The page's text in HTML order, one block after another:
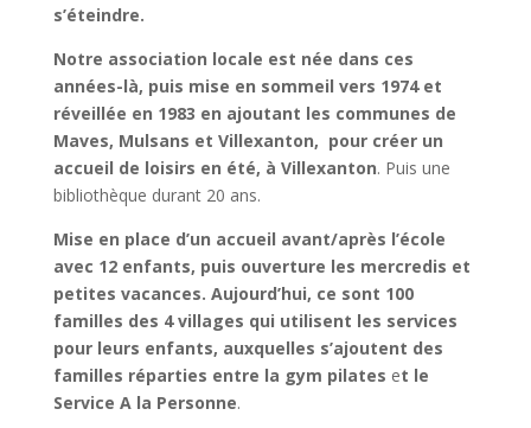
s’éteindre.
Notre association locale est née dans ces
années-là, puis mise en sommeil vers 1974 et
réveillée en 1983 en ajoutant les communes de
Maves, Mulsans et Villexanton, pour créer un
accueil de loisirs en été, à Villexanton. Puis une
bibliothèque durant 20 ans.
Mise en place d’un accueil avant/après l’école
avec 12 enfants, puis ouverture les mercredis et
petites vacances. Aujourd’hui, ce sont 100
familles des 4 villages qui utilisent les services
pour leurs enfants, auxquelles s’ajoutent des
familles réparties entre la gym pilates et le
Service A la Personne.